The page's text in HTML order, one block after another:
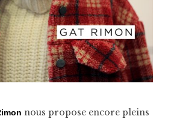
nous propose encore pleins